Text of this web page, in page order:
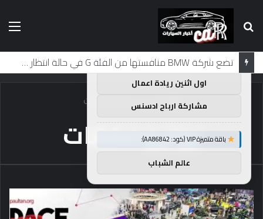
بحث
عن
تضع شركة BMW منافستها من الفئة G في حالة انتظار مع وصول الرياح المعاكسة في الصين إلى موطنها
الرئيسية / يوليوصفقات
يوليوصفقات
توصيات :
باقة متميزة VIP (كود: AA38045):
اول اثنين ريادة اعمال
مشاركة ارباح ادسنس
باقة متميزة VIP (كود: AA86842):
عالم الشباب